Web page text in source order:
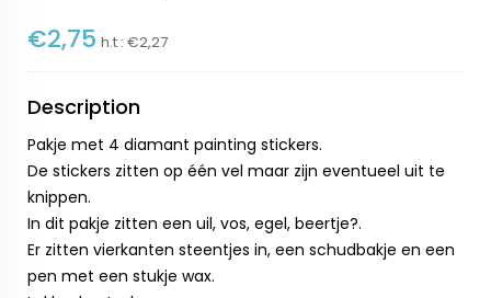
€2,75 h.t : €2,27
Description
Pakje met 4 diamant painting stickers.
De stickers zitten op één vel maar zijn eventueel uit te
knippen.
In dit pakje zitten een uil, vos, egel, beertje?.
Er zitten vierkanten steentjes in, een schudbakje en een
pen met een stukje wax.